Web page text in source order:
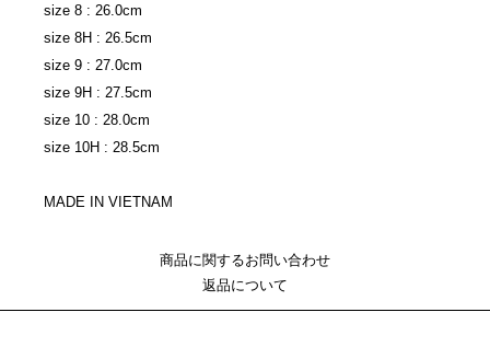
size 8 : 26.0cm
size 8H : 26.5cm
size 9 : 27.0cm
size 9H : 27.5cm
size 10 : 28.0cm
size 10H : 28.5cm
MADE IN VIETNAM
商品に関するお問い合わせ
返品について